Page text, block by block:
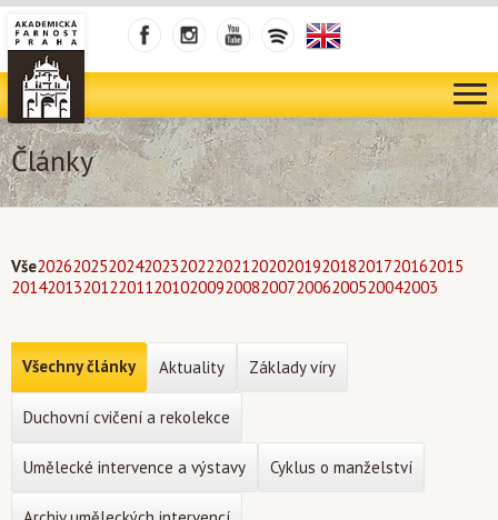
Články
Vše202620252024202320222021202020192018201720162015
201420132012201120102009200820072006200520042003
Všechny články Aktuality Základy víry
Duchovní cvičení a rekolekce
Umělecké intervence a výstavy Cyklus o manželství